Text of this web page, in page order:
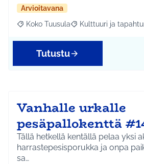
Arvioitavana
Rajaa tulokset aihepiirin mukaan:
Koko Tuusula Rajaa tulokset
Kulttuuri ja
Tutustu
Vanhalle urkalle
pesäpallokenttä
Tällä hetkellä kentällä pelaa yksi
harrastepesisporukka ja onpa
sa…